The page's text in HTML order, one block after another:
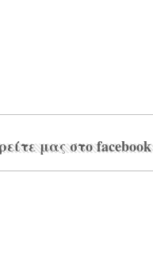
μας στο facebook